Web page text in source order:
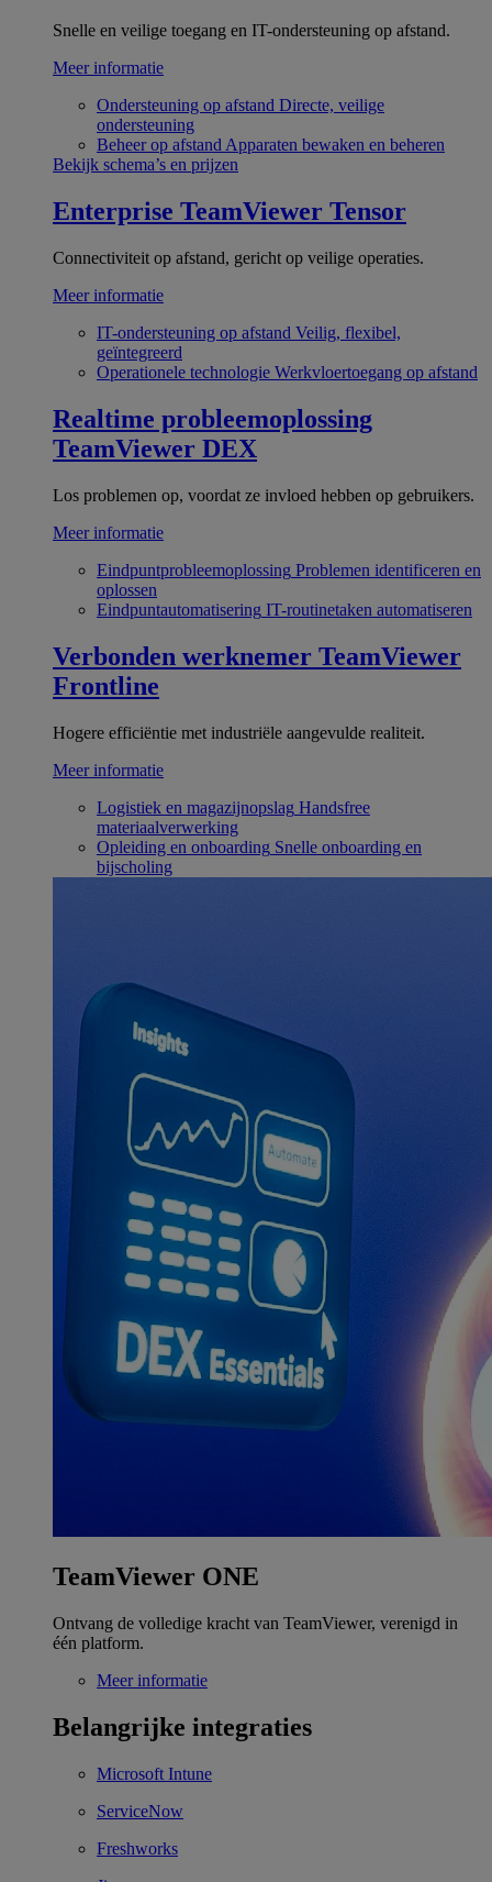
Snelle en veilige toegang en IT-ondersteuning op afstand.
Meer informatie
Ondersteuning op afstand Directe, veilige
ondersteuning
Beheer op afstand Apparaten bewaken en beheren
Bekijk schema’s en prijzen
Enterprise TeamViewer Tensor
Connectiviteit op afstand, gericht op veilige operaties.
Meer informatie
IT-ondersteuning op afstand Veilig, flexibel,
geïntegreerd
Operationele technologie Werkvloertoegang op afstand
Realtime probleemoplossing
TeamViewer DEX
Los problemen op, voordat ze invloed hebben op gebruikers.
Meer informatie
Eindpuntprobleemoplossing Problemen identificeren en
oplossen
Eindpuntautomatisering IT-routinetaken automatiseren
Verbonden werknemer TeamViewer
Frontline
Hogere efficiëntie met industriële aangevulde realiteit.
Meer informatie
Logistiek en magazijnopslag Handsfree
materiaalverwerking
Opleiding en onboarding Snelle onboarding en
bijscholing
TeamViewer ONE
Ontvang de volledige kracht van TeamViewer, verenigd in
één platform.
Meer informatie
Belangrijke integraties
Microsoft Intune
ServiceNow
Freshworks